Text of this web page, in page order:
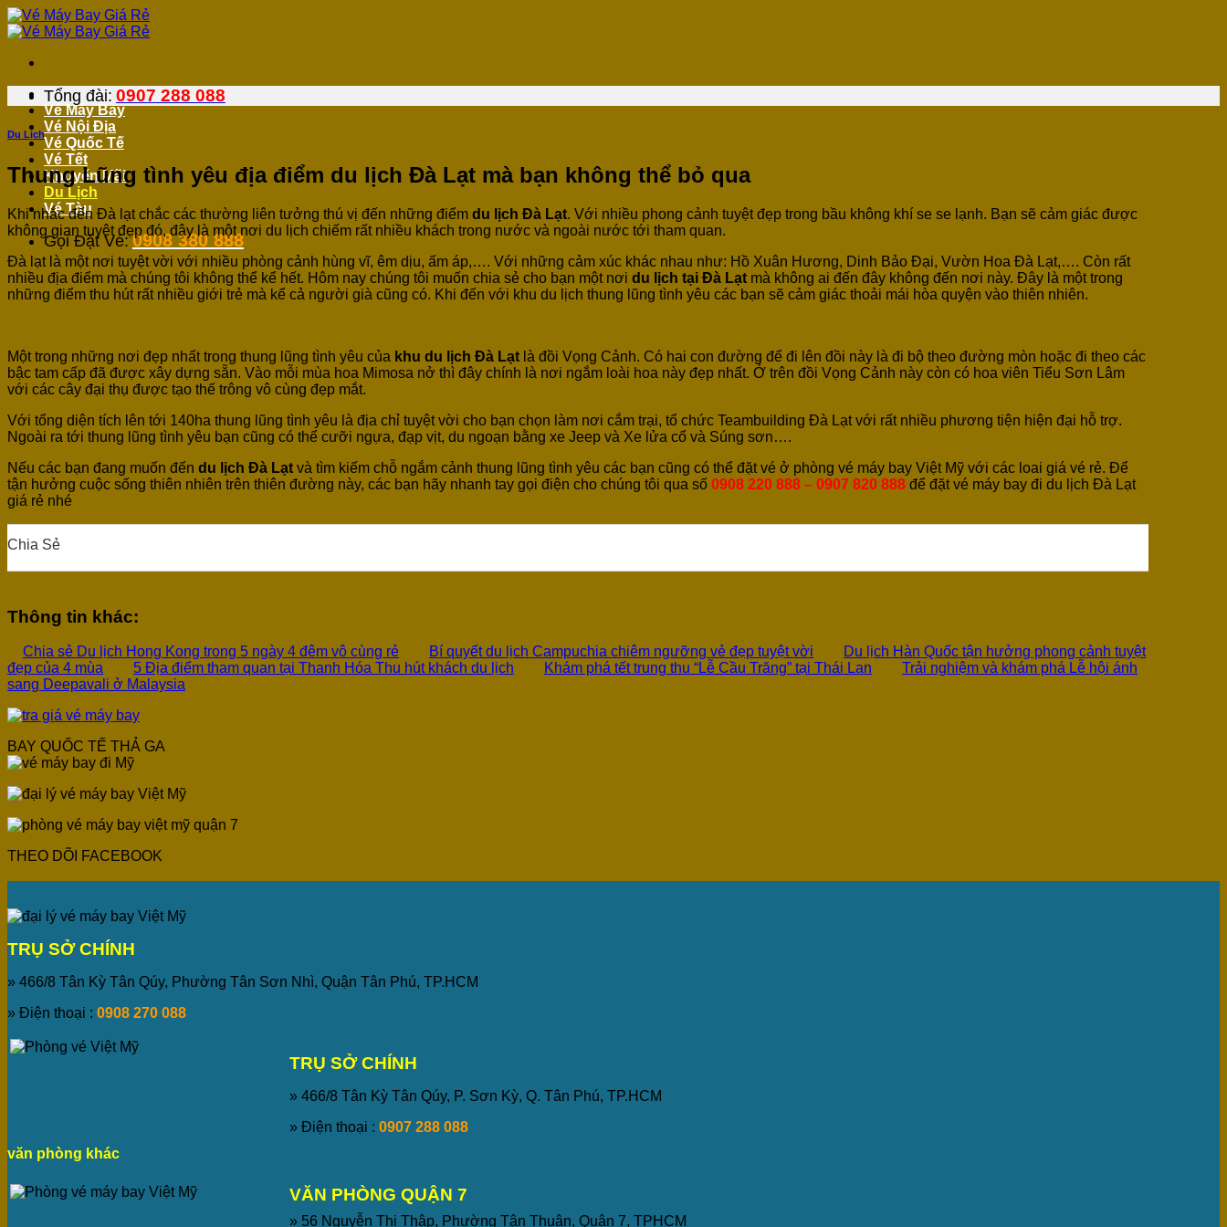
Bỏ
qua
dung
Vé Máy Bay
Vé Nội Địa
Vé Quốc Tế
Vé Tết
Khuyến Mãi
Du Lịch
Vé Tàu
Gọi Đặt Vé: 0908 380 888
Tổng đài: 0907 288 088
Du Lịch
Thung Lũng tình yêu địa điểm du lịch Đà Lạt mà bạn không thể bỏ qua
Khi nhắc đến Đà lạt chắc các thường liên tưởng thú vị đến những điểm du lịch Đà Lạt. Với nhiều phong cảnh tuyệt đẹp trong bầu không khí se se lạnh. Bạn sẽ cảm giác được
không gian tuyệt đẹp đó, đây là một nơi du lịch chiếm rất nhiều khách trong nước và ngoài nước tới tham quan.
Đà lạt là một nơi tuyệt vời với nhiều phòng cảnh hùng vĩ, êm dịu, ấm áp,…. Với những cảm xúc khác nhau như: Hồ Xuân Hương, Dinh Bảo Đại, Vườn Hoa Đà Lạt,…. Còn rất
nhiều địa điểm mà chúng tôi không thể kể hết. Hôm nay chúng tôi muốn chia sẻ cho bạn một nơi du lịch tại Đà Lạt mà không ai đến đây không đến nơi này. Đây là một trong
những điểm thu hút rất nhiều giới trẻ mà kể cả người già cũng có. Khi đến với khu du lịch thung lũng tình yêu các bạn sẽ cảm giác thoải mái hòa quyện vào thiên nhiên.
Một trong những nơi đẹp nhất trong thung lũng tình yêu của khu du lịch Đà Lạt là đồi Vọng Cảnh. Có hai con đường để đi lên đồi này là đi bộ theo đường mòn hoặc đi theo các
bậc tam cấp đã được xây dựng sẵn. Vào mỗi mùa hoa Mimosa nở thì đây chính là nơi ngắm loài hoa này đẹp nhất. Ở trên đồi Vọng Cảnh này còn có hoa viên Tiểu Sơn Lâm
với các cây đại thụ được tạo thế trông vô cùng đẹp mắt.
Với tổng diện tích lên tới 140ha thung lũng tình yêu là địa chỉ tuyệt vời cho bạn chọn làm nơi cắm trại, tổ chức Teambuilding Đà Lạt với rất nhiều phương tiện hiện đại hỗ trợ.
Ngoài ra tới thung lũng tình yêu bạn cũng có thể cưỡi ngựa, đạp vịt, du ngoạn bằng xe Jeep và Xe lửa cổ và Súng sơn….
Nếu các bạn đang muốn đến du lịch Đà Lạt và tìm kiếm chỗ ngắm cảnh thung lũng tình yêu các bạn cũng có thể đặt vé ở phòng vé máy bay Việt Mỹ với các loai giá vé rẻ. Để
tận hưởng cuộc sống thiên nhiên trên thiên đường này, các bạn hãy nhanh tay gọi điện cho chúng tôi qua số 0908 220 888 – 0907 820 888 để đặt vé máy bay đi du lịch Đà Lạt
giá rẻ nhé
Chia Sẻ
Thông tin khác:
Chia sẻ Du lịch Hong Kong trong 5 ngày 4 đêm vô cùng rẻ Bí quyết du lịch Campuchia chiêm ngưỡng vẻ đẹp tuyệt vời
Du lịch Hàn Quốc tận hưởng phong cảnh tuyệt
đẹp của 4 mùa
5 Địa điểm tham quan tại Thanh Hóa Thu hút khách du lịch Khám phá tết trung thu “Lễ Cầu Trăng” tại Thái Lan
Trải nghiệm và khám phá Lễ hội ánh
sang Deepavali ở Malaysia
BAY QUỐC TẾ THẢ GA
THEO DÕI FACEBOOK
TRỤ SỞ CHÍNH
» 466/8 Tân Kỳ Tân Qúy, Phường Tân Sơn Nhì, Quận Tân Phú, TP.HCM
» Điện thoại : 0908 270 088
TRỤ SỞ CHÍNH
» 466/8 Tân Kỳ Tân Qúy, P. Sơn Kỳ, Q. Tân Phú, TP.HCM
» Điện thoại : 0907 288 088
văn phòng khác
VĂN PHÒNG QUẬN 7
» 56 Nguyễn Thị Thập, Phường Tân Thuận, Quận 7, TPHCM